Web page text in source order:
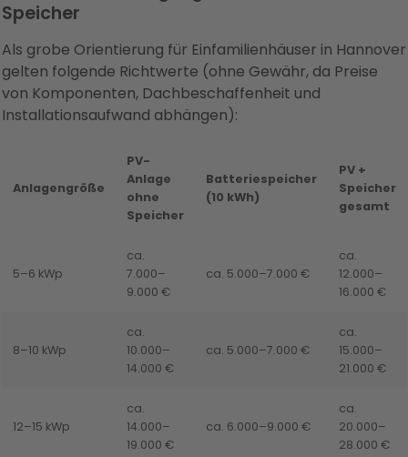
Speicher
Als grobe Orientierung für Einfamilienhäuser in Hannover
gelten folgende Richtwerte (ohne Gewähr, da Preise
von Komponenten, Dachbeschaffenheit und
Installationsaufwand abhängen):
Anlagengröße
PV-
Anlage
ohne
Speicher
Batteriespeicher
(10 kWh)
PV +
Speicher
gesamt
5–6 kWp
ca.
7.000–
9.000 €
ca. 5.000–7.000 €
ca.
12.000–
16.000 €
8–10 kWp
ca.
10.000–
14.000 €
ca. 5.000–7.000 €
ca.
15.000–
21.000 €
12–15 kWp
ca.
14.000–
19.000 €
ca. 6.000–9.000 €
ca.
20.000–
28.000 €